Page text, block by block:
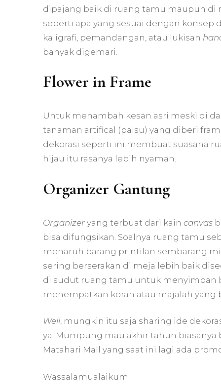
dipajang baik di ruang tamu maupun di
seperti apa yang sesuai dengan konsep
kaligrafi, pemandangan, atau lukisan
banyak digemari.
Flower in Frame
Untuk menambah kesan asri meski di
tanaman artifical (palsu) yang diberi
dekorasi seperti ini membuat suasana
hijau itu rasanya lebih nyaman.
Organizer Gantung
Organizer yang terbuat dari kain canvas
bisa difungsikan. Soalnya ruang tamu
menaruh barang printilan sembarang
sering berserakan di meja lebih baik
di sudut ruang tamu untuk menyimpan
menempatkan koran atau majalah yang
Well, mungkin itu saja sharing ide
ya. Mumpung mau akhir tahun
Matahari Mall yang saat ini lagi ada
Wassalamualaikum.